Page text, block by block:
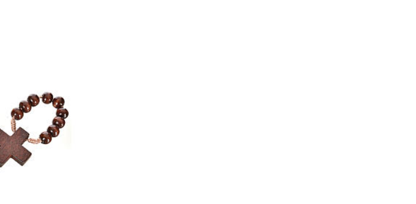
Comunhão
Túnicas Primeira Comunhão. A Primeira
Comunhão é o momento em que, pela